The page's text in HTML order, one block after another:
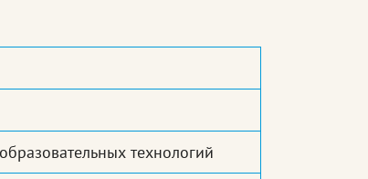
технологий